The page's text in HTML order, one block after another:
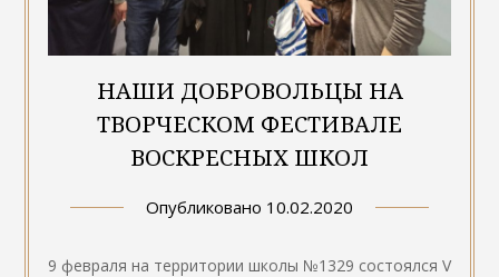
НАШИ ДОБРОВОЛЬЦЫ НА
ТВОРЧЕСКОМ ФЕСТИВАЛЕ
ВОСКРЕСНЫХ ШКОЛ
Опубликовано 10.02.2020
9 февраля на территории школы №1329 состоялся V